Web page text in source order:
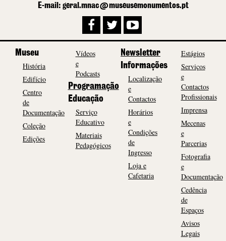
E-mail: geral.mnac@museusemonumentos.pt
Museu
História
Edifício
Centro
de
Documentação
Coleção
Edições
Vídeos
e
Podcasts
Programação
Educação
Serviço
Educativo
Materiais
Pedagógicos
Newsletter
Informações
Localização
e
Contactos
Horários
e
Condições
de
Ingresso
Loja e
Cafetaria
Estágios
Serviços
e
Contactos
Profissionais
Imprensa
Mecenas
e
Parcerias
Fotografia
e
Documentação
Cedência
de
Espaços
Avisos
Legais